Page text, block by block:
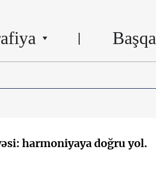
Başqa
harmoniyaya doğru yol.